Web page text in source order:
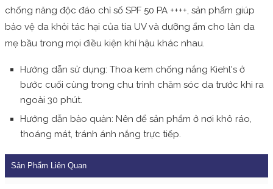
chống năng độc đáo chỉ số SPF 50 PA ++++, sản phẩm giúp
bảo vệ da khỏi tác hại của tia UV và dưỡng ẩm cho làn da
mẹ bầu trong mọi điều kiện khí hậu khác nhau.
Hướng dẫn sử dụng: Thoa kem chống nắng Kiehl's ở
bước cuối cùng trong chu trình chăm sóc da trước khi ra
ngoài 30 phút.
Hướng dẫn bảo quản: Nên để sản phẩm ở nơi khô ráo,
thoáng mát, tránh ánh nắng trực tiếp.
Sản Phẩm Liên Quan